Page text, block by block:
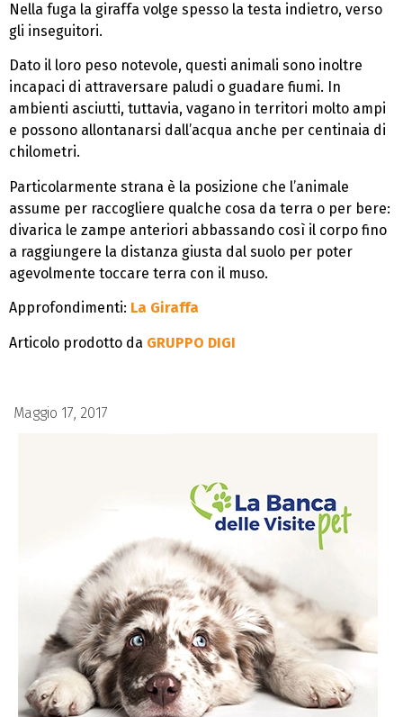
Nella fuga la giraffa volge spesso la testa indietro, verso
gli inseguitori.
Dato il loro peso notevole, questi animali sono inoltre
incapaci di attraversare paludi o guadare fiumi. In
ambienti asciutti, tuttavia, vagano in territori molto ampi
e possono allontanarsi dall’acqua anche per centinaia di
chilometri.
Particolarmente strana è la posizione che l’animale
assume per raccogliere qualche cosa da terra o per bere:
divarica le zampe anteriori abbassando così il corpo fino
a raggiungere la distanza giusta dal suolo per poter
agevolmente toccare terra con il muso.
Approfondimenti: La Giraffa
Articolo prodotto da GRUPPO DIGI
Maggio 17, 2017